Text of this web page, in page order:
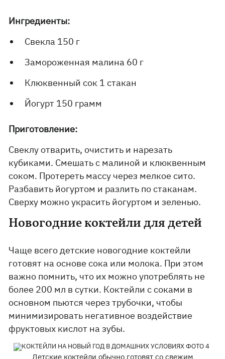
Ингредиенты:
Свекла 150 г
Замороженная малина 60 г
Клюквенный сок 1 стакан
Йогурт 150 грамм
Приготовление:
Свеклу отварить, очистить и нарезать
кубиками. Смешать с малиной и клюквенным
соком. Протереть массу через мелкое сито.
Разбавить йогуртом и разлить по стаканам.
Сверху можно украсить йогуртом и зеленью.
Новогодние коктейли для детей
Чаще всего детские новогодние коктейли
готовят на основе сока или молока. При этом
важно помнить, что их можно употреблять не
более 200 мл в сутки. Коктейли с соками в
основном пьются через трубочки, чтобы
минимизировать негативное воздействие
фруктовых кислот на зубы.
Детские коктейли обычно готовят со свежим